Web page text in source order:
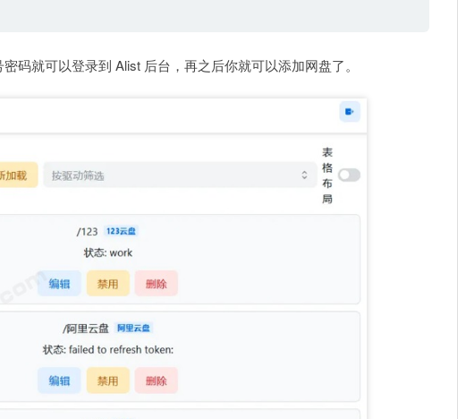
码就可以登录到 Alist 后台，再之后你就可以添加网盘了。